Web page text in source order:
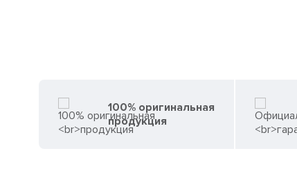
100% оригинальная
продукция